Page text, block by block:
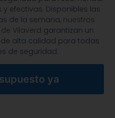
efectivas. Disponibles las
de la semana, nuestros
Vilaverd garantizan un
alta calidad para todas
de seguridad.
ya